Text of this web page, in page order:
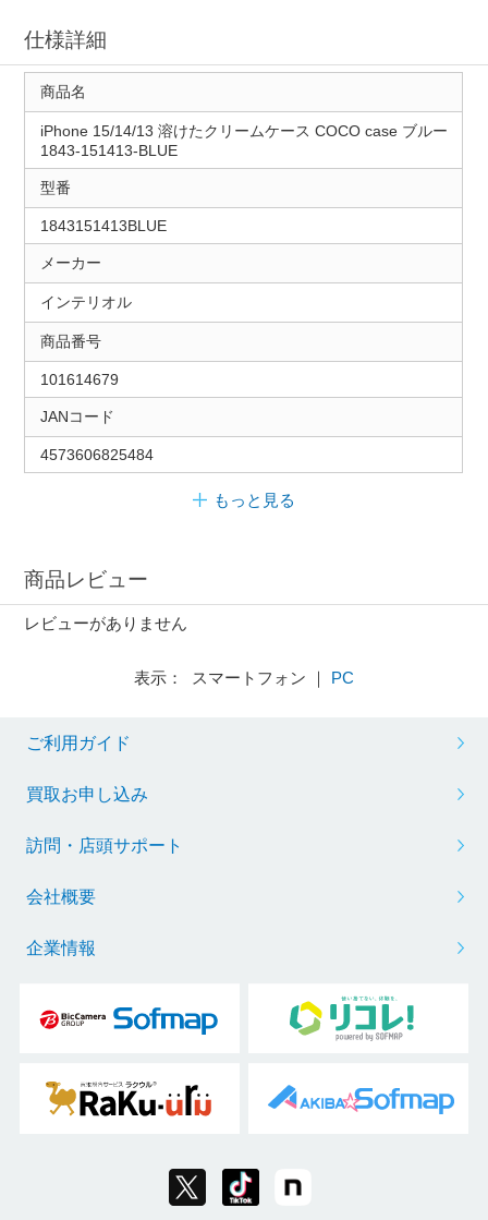
仕様詳細
商品名
iPhone 15/14/13 溶けたクリームケース COCO case ブルー
1843-151413-BLUE
型番
1843151413BLUE
メーカー
インテリオル
商品番号
101614679
JANコード
4573606825484
もっと見る
商品レビュー
レビューがありません
表示： スマートフォン ｜ PC
ご利用ガイド
買取お申し込み
訪問・店頭サポート
会社概要
企業情報